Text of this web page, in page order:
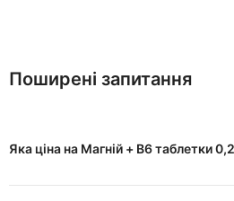
Поширені запитання
Яка ціна на Магній + B6 таблетки